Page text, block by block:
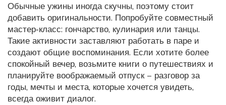
Обычные ужины иногда скучны, поэтому стоит
добавить оригинальности. Попробуйте совместный
мастер‑класс: гончарство, кулинария или танцы.
Такие активности заставляют работать в паре и
создают общие воспоминания. Если хотите более
спокойный вечер, возьмите книги о путешествиях и
планируйте воображаемый отпуск – разговор за
годы, мечты и места, которые хочется увидеть,
всегда оживит диалог.